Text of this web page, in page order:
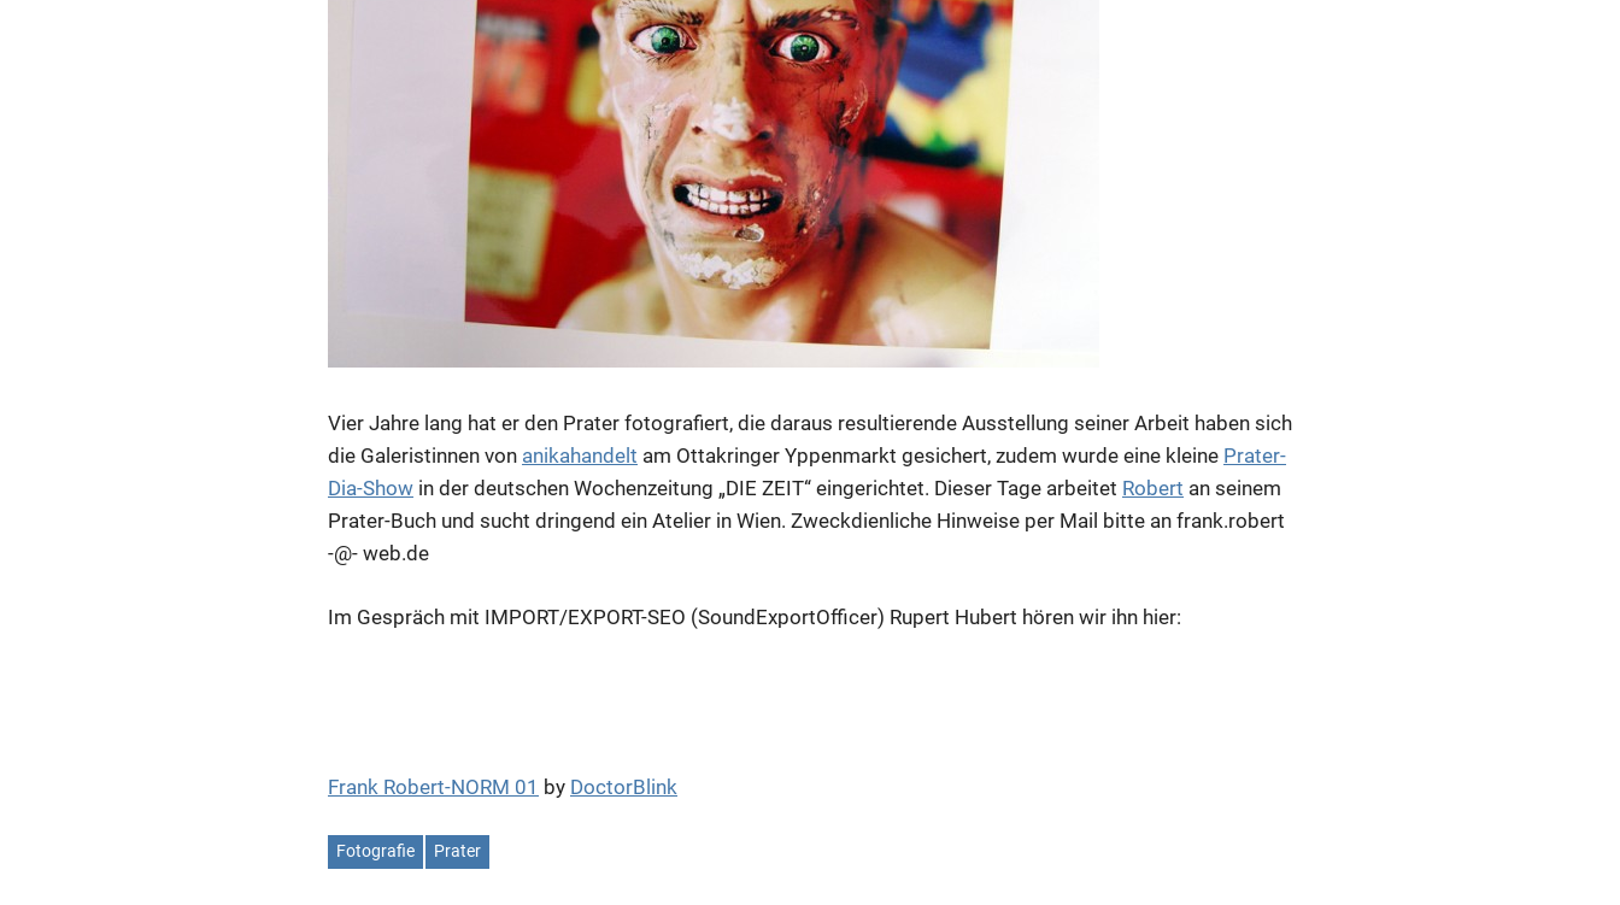
Vier Jahre lang hat er den Prater fotografiert, die daraus resultierende Ausstellung seiner Arbeit haben sich
die Galeristinnen von anikahandelt am Ottakringer Yppenmarkt gesichert, zudem wurde eine kleine Prater-
Dia-Show in der deutschen Wochenzeitung „DIE ZEIT“ eingerichtet. Dieser Tage arbeitet Robert an seinem
Prater-Buch und sucht dringend ein Atelier in Wien. Zweckdienliche Hinweise per Mail bitte an frank.robert
-@- web.de
Im Gespräch mit IMPORT/EXPORT-SEO (SoundExportOfficer) Rupert Hubert hören wir ihn hier:
Frank Robert-NORM 01 by DoctorBlink
Fotografie Prater